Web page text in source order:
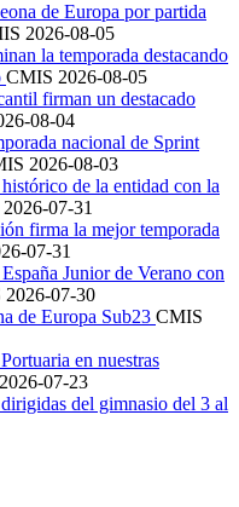
de Europa por partida
2026-08-05
la temporada destacando
CMIS 2026-08-05
firman un destacado
08-04
nacional de Sprint
2026-08-03
de la entidad con la
2026-07-31
firma la mejor temporada
07-31
Junior de Verano con
2026-07-30
de Europa Sub23 CMIS
en nuestras
2026-07-23
del gimnasio del 3 al